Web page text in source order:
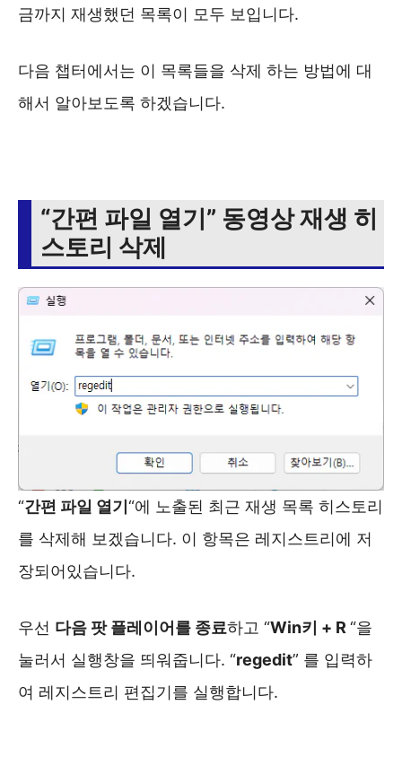
금까지 재생했던 목록이 모두 보입니다.
다음 챕터에서는 이 목록들을 삭제 하는 방법에 대
해서 알아보도록 하겠습니다.
“간편 파일 열기” 동영상 재생 히
스토리 삭제
“간편 파일 열기“에 노출된 최근 재생 목록 히스토리
를 삭제해 보겠습니다. 이 항목은 레지스트리에 저
장되어있습니다.
우선 다음 팟 플레이어를 종료하고 “Win키 + R “을
눌러서 실행창을 띄워줍니다. “regedit” 를 입력하
여 레지스트리 편집기를 실행합니다.